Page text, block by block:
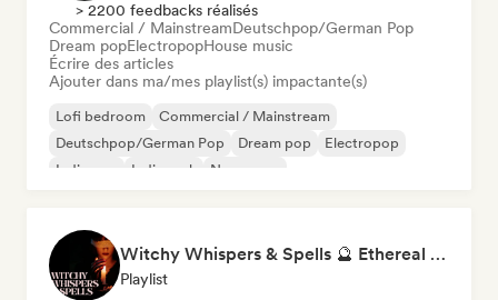
> 2200 feedbacks réalisés
Commercial / MainstreamDeutschpop/German Pop
Dream popElectropopHouse music
Écrire des articles
Ajouter dans ma/mes playlist(s) impactante(s)
Lofi bedroom
Commercial / Mainstream
Deutschpop/German Pop
Dream pop
Electropop
Indie pop
Indie rock New wave
Witchy Whispers & Spells 🔮 Ethereal Art Pop & Dream Pop
Playlist